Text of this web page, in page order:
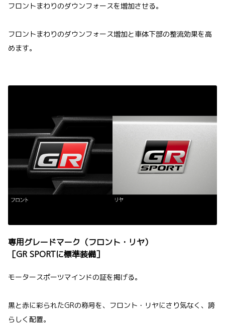
フロントまわりのダウンフォースを増加させる。
フロントまわりのダウンフォース増加と車体下部の整流効果を高
めます。
専用グレードマーク（フロント・リヤ）
［GR SPORTに標準装備］
モータースポーツマインドの証を掲げる。
黒と赤に彩られたGRの称号を、フロント・リヤにさり気なく、誇
らしく配置。